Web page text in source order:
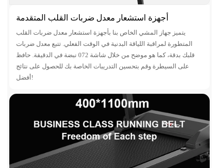
أجهزة استشعار معدل ضربات القلب المتقدمة
يتميز جهاز المشي الخاص بنا بأجهزة استشعار معدل ضربات القلب
المتطورة لمراقبة اللياقة البدنية في الوقت الفعلي. تتبع معدل ضربات
قلبك بدقة، كما هو موضح من خلال شاشة 072 نبضة في الدقيقة. حافظ
على السيطرة وقم بتحسين التدريبات الخاصة بك للحصول على نتائج
أفضل!